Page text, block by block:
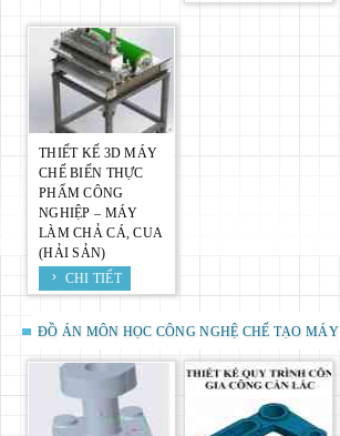
THIẾT KẾ 3D MÁY
CHẾ BIẾN THỰC
PHẨM CÔNG
NGHIỆP – MÁY
LÀM CHẢ CÁ, CUA
(HẢI SẢN)
CHI TIẾT
ĐỒ ÁN MÔN HỌC CÔNG NGHỆ CHẾ TẠO MÁY